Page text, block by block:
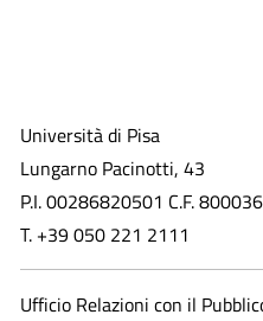
Università di Pisa
Lungarno Pacinotti, 43
P.I. 00286820501 C.F.
T. +39 050 221 2111
Ufficio Relazioni con il